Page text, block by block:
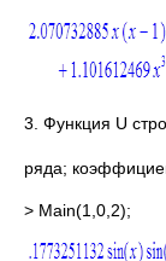
3. Функция U
ряда;
> Main(1,0,2);